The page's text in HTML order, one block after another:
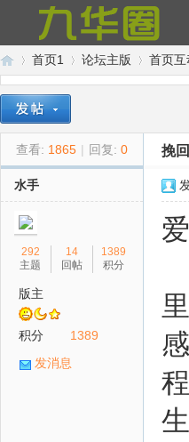
九»
首页1
›
论坛主版
›
首页互
查看: 1865 | 回复: 0 挽
水手
292
主题
14
回帖
1389
积分
版主
积分
1389
发消息